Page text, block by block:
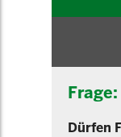
Frage:
Dürfen